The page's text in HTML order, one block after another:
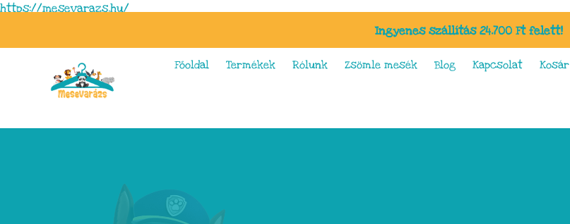
https://mesevarazs.hu/
Ingyenes szállítás 24.700 Ft felett!
Főoldal Termékek Rólunk Zsömle mesék Blog Kapcsolat Kosár